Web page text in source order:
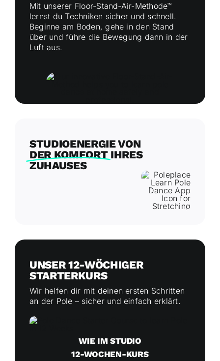
Mit unserer Floor-Stand-Air-Methode™
lernst du Techniken sicher und schnell.
Beginne am Boden, gehe in den Stand
über und führe die Bewegung dann in der
Luft aus.
STUDIOENERGIE VON
DER KOMFORT IHRES
ZUHAUSES
UNSER 12-WÖCHIGER
STARTERKURS
Wir helfen dir mit deinen ersten Schritten
an der Pole – sicher und einfach erklärt.
WIE IM STUDIO
12-WOCHEN-KURS